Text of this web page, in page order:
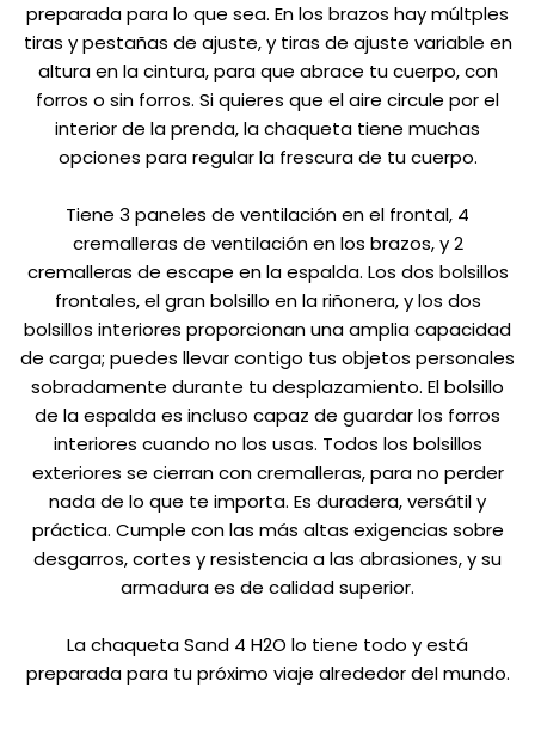
preparada para lo que sea. En los brazos hay múltples
tiras y pestañas de ajuste, y tiras de ajuste variable en
altura en la cintura, para que abrace tu cuerpo, con
forros o sin forros. Si quieres que el aire circule por el
interior de la prenda, la chaqueta tiene muchas
opciones para regular la frescura de tu cuerpo.
Tiene 3 paneles de ventilación en el frontal, 4
cremalleras de ventilación en los brazos, y 2
cremalleras de escape en la espalda. Los dos bolsillos
frontales, el gran bolsillo en la riñonera, y los dos
bolsillos interiores proporcionan una amplia capacidad
de carga; puedes llevar contigo tus objetos personales
sobradamente durante tu desplazamiento. El bolsillo
de la espalda es incluso capaz de guardar los forros
interiores cuando no los usas. Todos los bolsillos
exteriores se cierran con cremalleras, para no perder
nada de lo que te importa. Es duradera, versátil y
práctica. Cumple con las más altas exigencias sobre
desgarros, cortes y resistencia a las abrasiones, y su
armadura es de calidad superior.
La chaqueta Sand 4 H2O lo tiene todo y está
preparada para tu próximo viaje alrededor del mundo.